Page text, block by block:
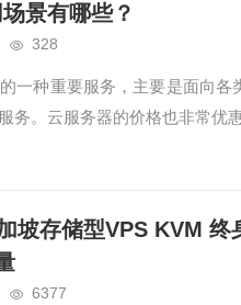
景有哪些？
328
一种重要服务，主要是面向
务。云服务器的价格也非常优
坡存储型VPS KVM
6377